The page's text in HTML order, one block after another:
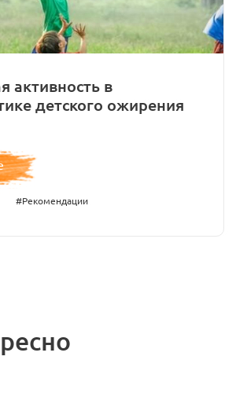
активность в
детского ожирения
#Рекомендации